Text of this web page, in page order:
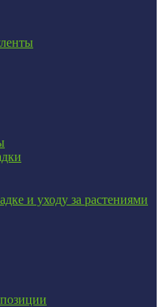
и уходу за растениями